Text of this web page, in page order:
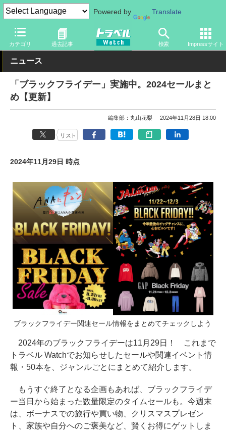
Powered by Translate
カテゴリ 過去記事 検索 Impressサイト
トラベル Watch 旅の情報 書籍・Web Webサイト
ニュース
「ブラックフライデー」実施中。2024セールまと
め【更新】
編集部：丸山花梨 2024年11月28日 18:00
リスト
2024年11月29日 時点
ブラックフライデー関連セール情報をまとめてチェックしよう
2024年のブラックフライデーは11月29日！ これまで
トラベル Watchでお知らせしたセールや関連イベント情
報・50本を、ジャンルごとにまとめて紹介します。
もうすぐ終了となる企画もあれば、ブラックフライデ
ー当日から始まった数量限定のタイムセールも。今週末
は、ボーナスでの旅行や買い物、クリスマスプレゼン
ト、家族や自分へのご褒美など、賢くお得にゲットしま